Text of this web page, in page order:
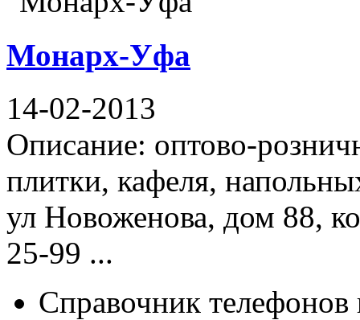
Монарх-Уфа
14-02-2013
Описание: оптово-
плитки, кафеля,
ул Новоженова, дом 88,
25-99 ...
Справочник